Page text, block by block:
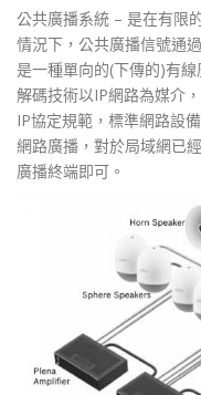
公共廣播系統 – 是在有限
情況下，公共廣播信號通
是一種單向的(下傳的)有
解碼技術以IP網路為媒介
IP協定規範，標準網路設
網路廣播，對於局域網已
廣播終端即可。